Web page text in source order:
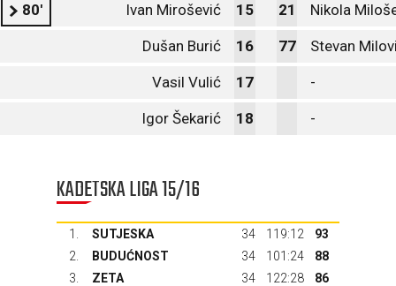
80' Ivan Mirošević 15 21 Nikola
Dušan Burić 16 77 Stevan
Vasil Vulić 17 -
Igor Šekarić 18 -
KADETSKA LIGA 15/16
1. SUTJESKA 34 119:12
93
2.
BUDUĆNOST 34 101:24
88
3.
ZETA 34 122:28
86